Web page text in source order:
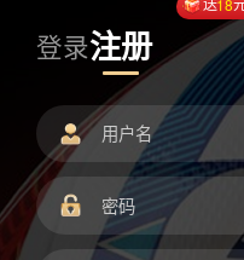
登录注册